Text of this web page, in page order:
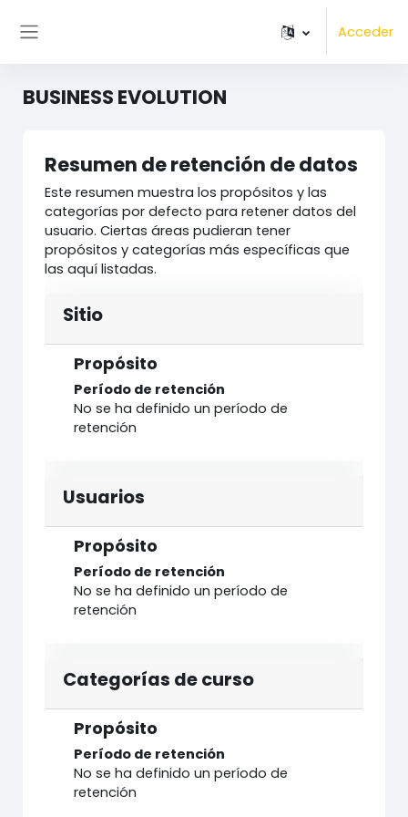
Acceder
BUSINESS EVOLUTION
Resumen de retención de datos
Este resumen muestra los propósitos y las
categorías por defecto para retener datos del
usuario. Ciertas áreas pudieran tener
propósitos y categorías más específicas que
las aquí listadas.
Sitio
Propósito
Período de retención
No se ha definido un período de
retención
Usuarios
Propósito
Período de retención
No se ha definido un período de
retención
Categorías de curso
Propósito
Período de retención
No se ha definido un período de
retención